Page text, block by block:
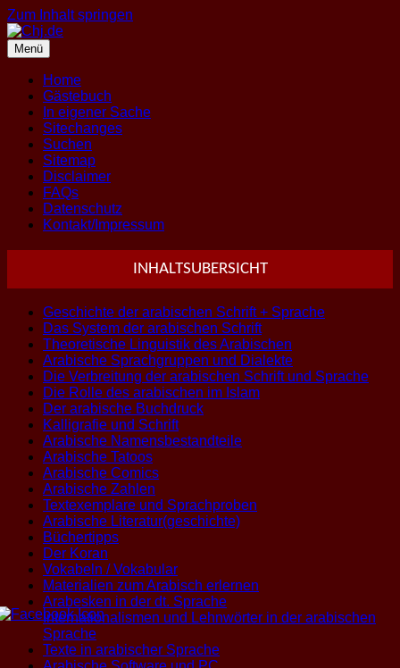
Zum Inhalt springen
Menü
Home
Gästebuch
In eigener Sache
Sitechanges
Suchen
Sitemap
Disclaimer
FAQs
Datenschutz
Kontakt/Impressum
INHALTSUBERSICHT
Geschichte der arabischen Schrift + Sprache
Das System der arabischen Schrift
Theoretische Linguistik des Arabischen
Arabische Sprachgruppen und Dialekte
Die Verbreitung der arabischen Schrift und Sprache
Die Rolle des arabischen im Islam
Der arabische Buchdruck
Kalligrafie und Schrift
Arabische Namensbestandteile
Arabische Tatoos
Arabische Comics
Arabische Zahlen
Textexemplare und Sprachproben
Arabische Literatur(geschichte)
Büchertipps
Der Koran
Vokabeln / Vokabular
Materialien zum Arabisch erlernen
Arabesken in der dt. Sprache
Internationalismen und Lehnwörter in der arabischen
Sprache
Texte in arabischer Sprache